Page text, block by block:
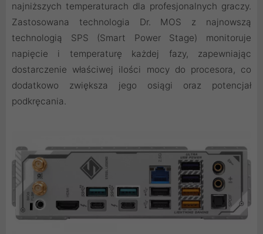
najniższych temperaturach dla profesjonalnych graczy.
Zastosowana technologia Dr. MOS z najnowszą
technologią SPS (Smart Power Stage) monitoruje
napięcie i temperaturę każdej fazy, zapewniając
dostarczenie właściwej ilości mocy do procesora, co
dodatkowo zwiększa jego osiągi oraz potencjał
podkręcania.